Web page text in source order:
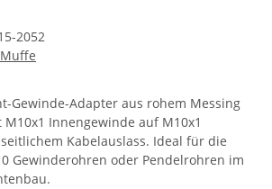
2052
Gewinde-Adapter aus rohem Messing
M10x1 Innengewinde auf M10x1
Kabelauslass. Ideal für die
Gewinderohren oder Pendelrohren im